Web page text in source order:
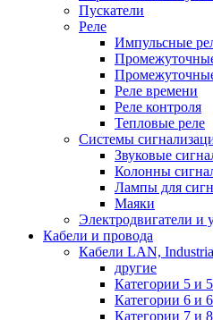
Пускатели
Реле
Импульсные
Реле времени
Реле контроля
Тепловые реле
Системы
Звуковые
Колонны
Лампы для
Маяки
Электродвигатели и
Кабели и провода
Кабели LAN,
другие
Категории 5 и
Категории 6 и
Категории 7 и 8